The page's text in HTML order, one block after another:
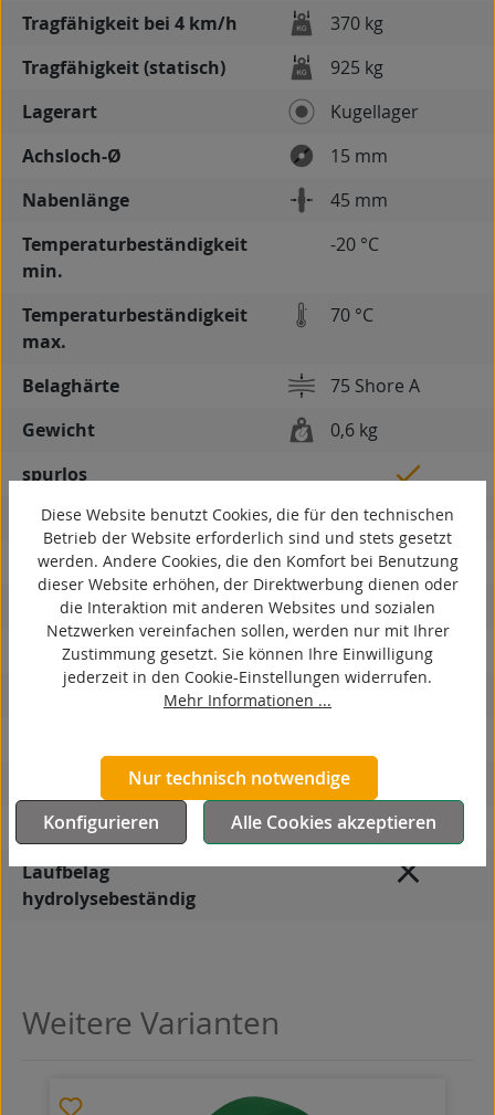
Tragfähigkeit bei 4 km/h
370 kg
Tragfähigkeit (statisch)
925 kg
Lagerart
Kugellager
Achsloch-Ø
15 mm
Nabenlänge
45 mm
Temperaturbeständigkeit
min.
-20 °C
Temperaturbeständigkeit
max.
70 °C
Belaghärte
75 Shore A
Gewicht
0,6 kg
spurlos
kontaktverfärbungsfrei
antistatisch
elektrisch leitfähig
korrosionsbeständig
autoklaventauglich
Produkttyp
Rad
Laufbelag
hydrolysebeständig
Produktgalerie überspringen
Weitere Varianten
Diese Website benutzt Cookies, die für den technischen
Betrieb der Website erforderlich sind und stets gesetzt
werden. Andere Cookies, die den Komfort bei Benutzung
dieser Website erhöhen, der Direktwerbung dienen oder
die Interaktion mit anderen Websites und sozialen
Netzwerken vereinfachen sollen, werden nur mit Ihrer
Zustimmung gesetzt. Sie können Ihre Einwilligung
jederzeit in den Cookie-Einstellungen widerrufen.
Mehr Informationen ...
Nur technisch notwendige
Konfigurieren
Alle Cookies akzeptieren